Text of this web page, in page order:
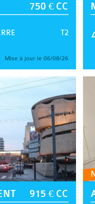
750 € CC
T2
Mise à jour le 06/08/26
915 € CC